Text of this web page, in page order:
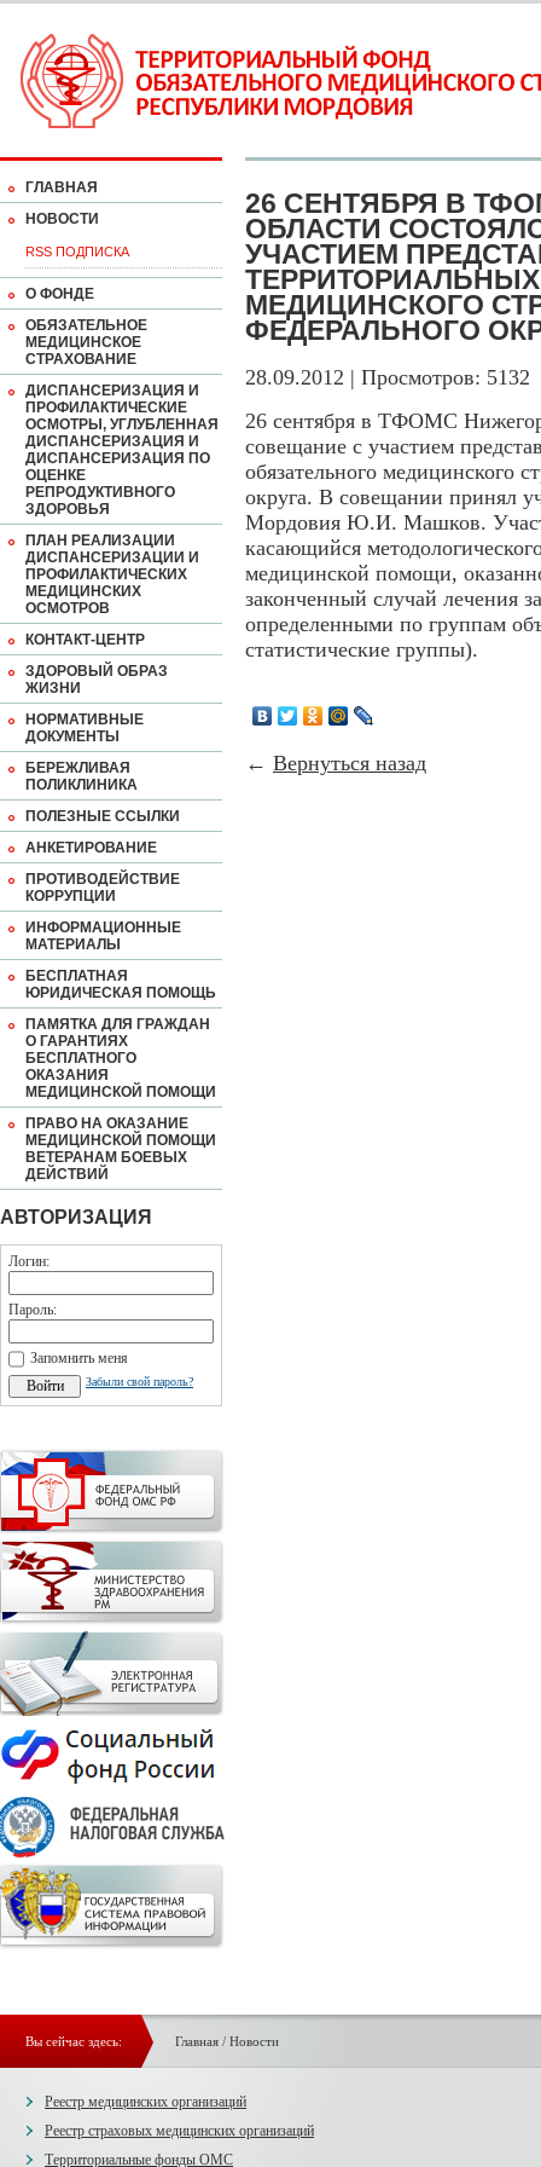
ГЛАВНАЯ
НОВОСТИ
RSS ПОДПИСКА
О ФОНДЕ
ОБЯЗАТЕЛЬНОЕ
МЕДИЦИНСКОЕ
СТРАХОВАНИЕ
ДИСПАНСЕРИЗАЦИЯ И
ПРОФИЛАКТИЧЕСКИЕ
ОСМОТРЫ, УГЛУБЛЕННАЯ
ДИСПАНСЕРИЗАЦИЯ И
ДИСПАНСЕРИЗАЦИЯ ПО
ОЦЕНКЕ
РЕПРОДУКТИВНОГО
ЗДОРОВЬЯ
ПЛАН РЕАЛИЗАЦИИ
ДИСПАНСЕРИЗАЦИИ И
ПРОФИЛАКТИЧЕСКИХ
МЕДИЦИНСКИХ
ОСМОТРОВ
КОНТАКТ-ЦЕНТР
ЗДОРОВЫЙ ОБРАЗ
ЖИЗНИ
НОРМАТИВНЫЕ
ДОКУМЕНТЫ
БЕРЕЖЛИВАЯ
ПОЛИКЛИНИКА
ПОЛЕЗНЫЕ ССЫЛКИ
АНКЕТИРОВАНИЕ
ПРОТИВОДЕЙСТВИЕ
КОРРУПЦИИ
ИНФОРМАЦИОННЫЕ
МАТЕРИАЛЫ
БЕСПЛАТНАЯ
ЮРИДИЧЕСКАЯ ПОМОЩЬ
ПАМЯТКА ДЛЯ ГРАЖДАН
О ГАРАНТИЯХ
БЕСПЛАТНОГО
ОКАЗАНИЯ
МЕДИЦИНСКОЙ ПОМОЩИ
ПРАВО НА ОКАЗАНИЕ
МЕДИЦИНСКОЙ ПОМОЩИ
ВЕТЕРАНАМ БОЕВЫХ
ДЕЙСТВИЙ
АВТОРИЗАЦИЯ
Логин:
Пароль:
Запомнить меня
Забыли свой пароль?
26 СЕНТЯБРЯ В
ОБЛАСТИ
УЧАСТИЕМ
МЕДИЦИНСКОГО
ФЕДЕРАЛЬНОГО
28.09.2012 | Просмотров: 5132
26 сентября в ТФОМС
совещание с участием
обязательного медицинского
округа. В совещании принял
Мордовия Ю.И. Машков.
касающийся
медицинской помощи,
законченный случай лечения
определенными по группам
статистические группы).
← Вернуться назад
Вы сейчас здесь: Главная/ Новости
Реестр медицинских организаций
Реестр страховых медицинских организаций
Территориальные фонды ОМС